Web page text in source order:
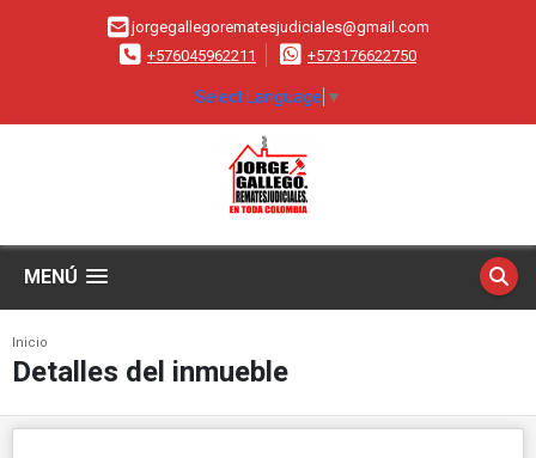
jorgegallegorematesjudiciales@gmail.com
+576045962211
+573176622750
Select Language ▼
MENÚ
Inicio
Detalles del inmueble